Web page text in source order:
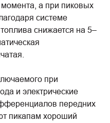
а при пиковых
системе
снижается на 5–
при
и электрические
передних
пикапам хороший